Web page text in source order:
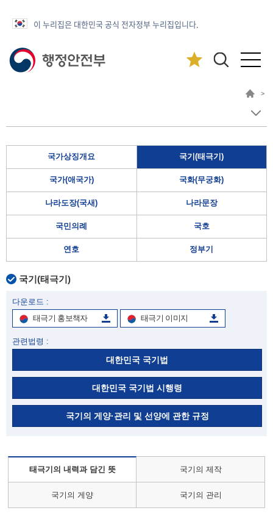
이 누리집은 대한민국 공식 전자정부 누리집입니다.
>
국가상징개요 국기(태극기)
국가(애국가) 국화(무궁화)
나라도장(국새) 나라문장
국민의례 국호
연호 정부기
국기(태극기)
다운로드 :
태극기 홍보책자
태극기 이미지
관련법령 :
대한민국 국기법
대한민국 국기법 시행령
국기의 게양·관리 및 선양에 관한 규정
태극기의 내력과 담긴 뜻 국기의 제작
국기의 게양 국기의 관리